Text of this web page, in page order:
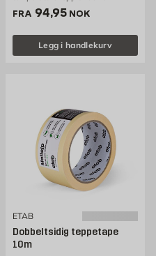
FRA Pris 94.95 NOK /stk
94,95 NOK
Legg i handlekurv
ETAB
Dobbeltsidig teppetape
10m